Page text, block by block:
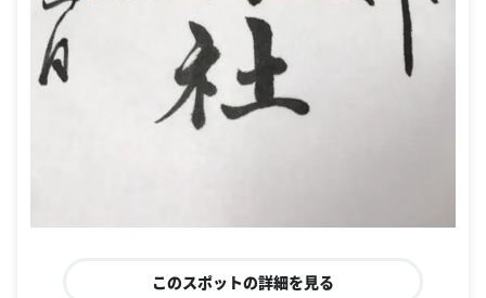
このスポットの詳細を見る